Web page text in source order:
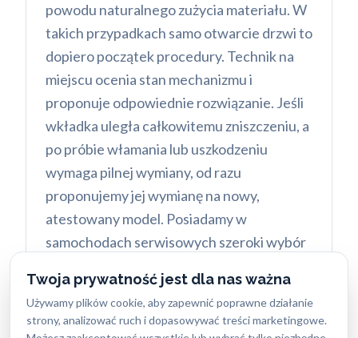
Twoja prywatność jest dla nas ważna
Używamy plików cookie, aby zapewnić poprawne działanie
strony, analizować ruch i dopasowywać treści marketingowe.
powodu naturalnego zużycia materiału. W
takich przypadkach samo otwarcie drzwi to
dopiero początek procedury. Technik na
miejscu ocenia stan mechanizmu i
proponuje odpowiednie rozwiązanie. Jeśli
wkładka uległa całkowitemu zniszczeniu, a
po próbie włamania lub uszkodzeniu
wymaga pilnej wymiany, od razu
proponujemy jej wymianę na nowy,
atestowany model. Posiadamy w
samochodach serwisowych szeroki wybór
na natychmiastowe zabezpieczenie lokalu.
Nasza oferta obejmuje również awaryjne